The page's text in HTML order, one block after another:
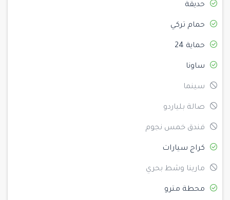
حديقة
حمام تركي
حماية 24
ساونا
سينما
صالة بلياردو
فندق خمس نجوم
كراج سيارات
مارينا وشط بحري
محطة مترو